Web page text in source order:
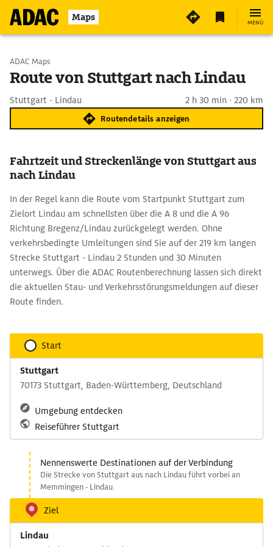
Maps MENÜ
Start wählen
ADAC Maps
Route von Stuttgart nach Lindau
Stuttgart - Lindau 2 h 30 min · 220 km
Routendetails anzeigen
Fahrtzeit und Streckenlänge von Stuttgart aus
nach Lindau
In der Regel kann die Route vom Startpunkt Stuttgart zum
Zielort Lindau am schnellsten über die A 8 und die A 96
Richtung Bregenz/Lindau zurückgelegt werden. Ohne
verkehrsbedingte Umleitungen sind Sie auf der 219 km langen
Strecke Stuttgart - Lindau 2 Stunden und 30 Minuten
unterwegs. Über die ADAC Routenberechnung lassen sich direkt
die aktuellen Stau- und Verkehrsstörungsmeldungen auf dieser
Route finden.
Start
Stuttgart
70173 Stuttgart, Baden-Württemberg, Deutschland
Umgebung entdecken
Reiseführer Stuttgart
Nennenswerte Destinationen auf der Verbindung
Die Strecke von Stuttgart aus nach Lindau führt vorbei an
Memmingen - Lindau.
Ziel
Lindau